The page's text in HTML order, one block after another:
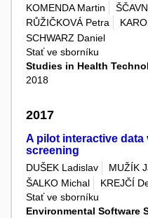
KOMENDA Martin
RŮŽIČKOVÁ Petra
SCHWARZ Daniel
Stať ve sborníku
Studies in Health
2018
2017
A pilot interactive data
screening
DUŠEK Ladislav MUŽÍK
ŠALKO Michal
KREJČÍ
Stať ve sborníku
Environmental Software